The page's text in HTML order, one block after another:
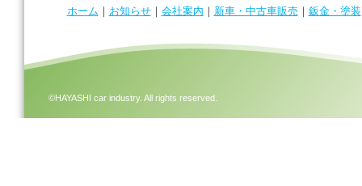
ホーム ｜ お知らせ｜ 会社案内 ｜ 新車・中古車販売 ｜ 鈑金・塗装
©HAYASHI car industry. All rights reserved.